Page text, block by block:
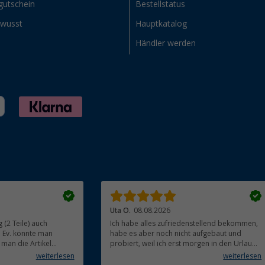
Bestellstatus
Hauptkatalog
Händler werden
(2 Teile) auch
könnte man
die Artikel
in einem Paket
weiterlesen
Uta O. 08.08.2026
Ich habe alles zufriedenstellend bekommen,
habe es aber noch nicht aufgebaut und
probiert, weil ich erst morgen in den Urlaub
weiterlesen